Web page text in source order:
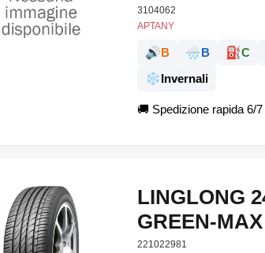
3104062
APTANY
🔊B 🌧️B ⛽C
❄️Invernali
🚚 Spedizione rapida 6/7
LINGLONG
GREEN-
221022981